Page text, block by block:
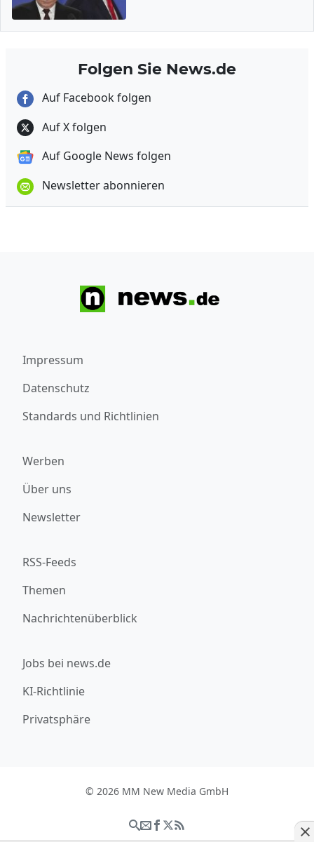
Folgen Sie News.de
Auf Facebook folgen
Auf X folgen
Auf Google News folgen
Newsletter abonnieren
Impressum
Datenschutz
Standards und Richtlinien
Werben
Über uns
Newsletter
RSS-Feeds
Themen
Nachrichtenüberblick
Jobs bei news.de
KI-Richtlinie
Privatsphäre
© 2026 MM New Media GmbH